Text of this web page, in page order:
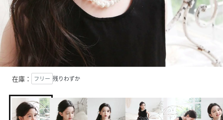
在庫： フリー 残りわずか